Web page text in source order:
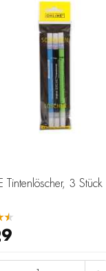
Tintenlöscher, 3 Stück